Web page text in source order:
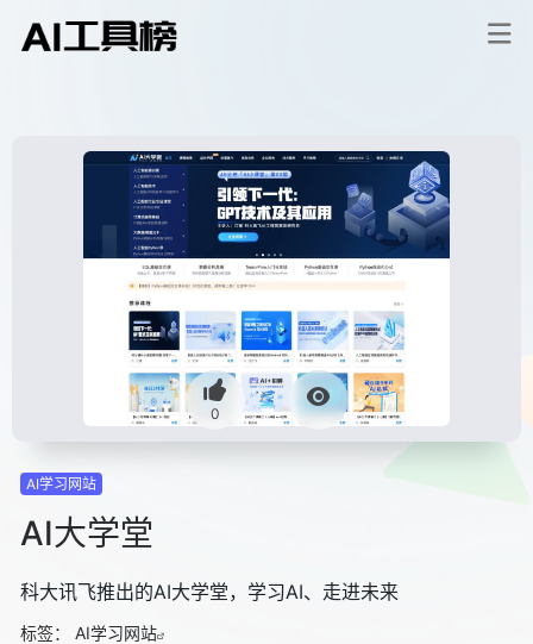
0
AI学习网站
AI大学堂
科大讯飞推出的AI大学堂，学习AI、走进未来
标签： AI学习网站